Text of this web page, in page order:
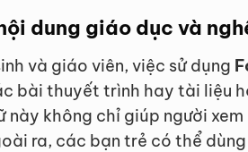
dung giáo dục và
và giáo viên, việc sử dụng
bài thuyết trình hay tài liệu
này không chỉ giúp người
ra, các bạn trẻ có thể